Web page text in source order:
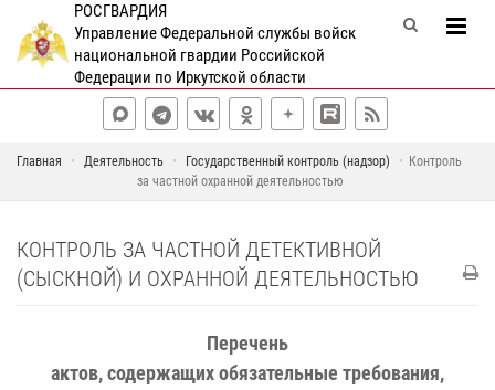
РОСГВАРДИЯ
Управление Федеральной службы войск
национальной гвардии Российской
Федерации по Иркутской области
Главная Деятельность Государственный контроль (надзор)
Контроль
за частной охранной деятельностью
КОНТРОЛЬ ЗА ЧАСТНОЙ ДЕТЕКТИВНОЙ
(СЫСКНОЙ) И ОХРАННОЙ ДЕЯТЕЛЬНОСТЬЮ
Перечень
актов, содержащих обязательные требования,